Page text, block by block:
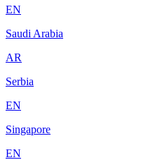
EN
Saudi Arabia
AR
Serbia
EN
Singapore
EN